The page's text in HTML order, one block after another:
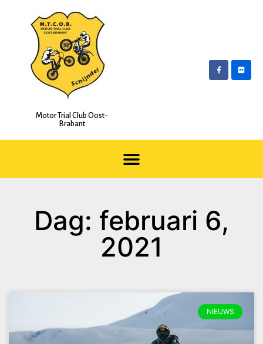
Motor Trial Club Oost-
Brabant
Dag: februari 6,
2021
NIEUWS